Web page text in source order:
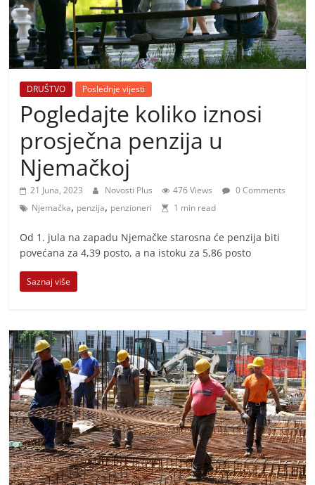
i
t
i
v
n
i
h
v
i
j
t
i
DRUŠTVO Poslednje vijesti
Pogledajte koliko iznosi
prosječna penzija u
Njemačkoj
21 Juna, 2023 Novosti Plus 476 Views
0 Comments
Njemačka, penzija, penzioneri 1 min read
Od 1. jula na zapadu Njemačke starosna će penzija biti
povećana za 4,39 posto, a na istoku za 5,86 posto
Saznaj više